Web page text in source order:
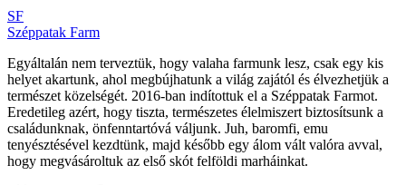
SF
Széppatak Farm
Egyáltalán nem terveztük, hogy valaha farmunk lesz, csak egy kis
helyet akartunk, ahol megbújhatunk a világ zajától és élvezhetjük a
természet közelségét. 2016-ban indítottuk el a Széppatak Farmot.
Eredetileg azért, hogy tiszta, természetes élelmiszert biztosítsunk a
családunknak, önfenntartóvá váljunk. Juh, baromfi, emu
tenyésztésével kezdtünk, majd később egy álom vált valóra avval,
hogy megvásároltuk az első skót felföldi marháinkat.